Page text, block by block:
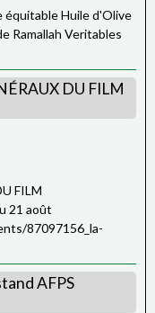
équitable Huile d'Olive
Ramallah Veritables
DU FILM
FILM
21 août
87097156_la-
AFPS